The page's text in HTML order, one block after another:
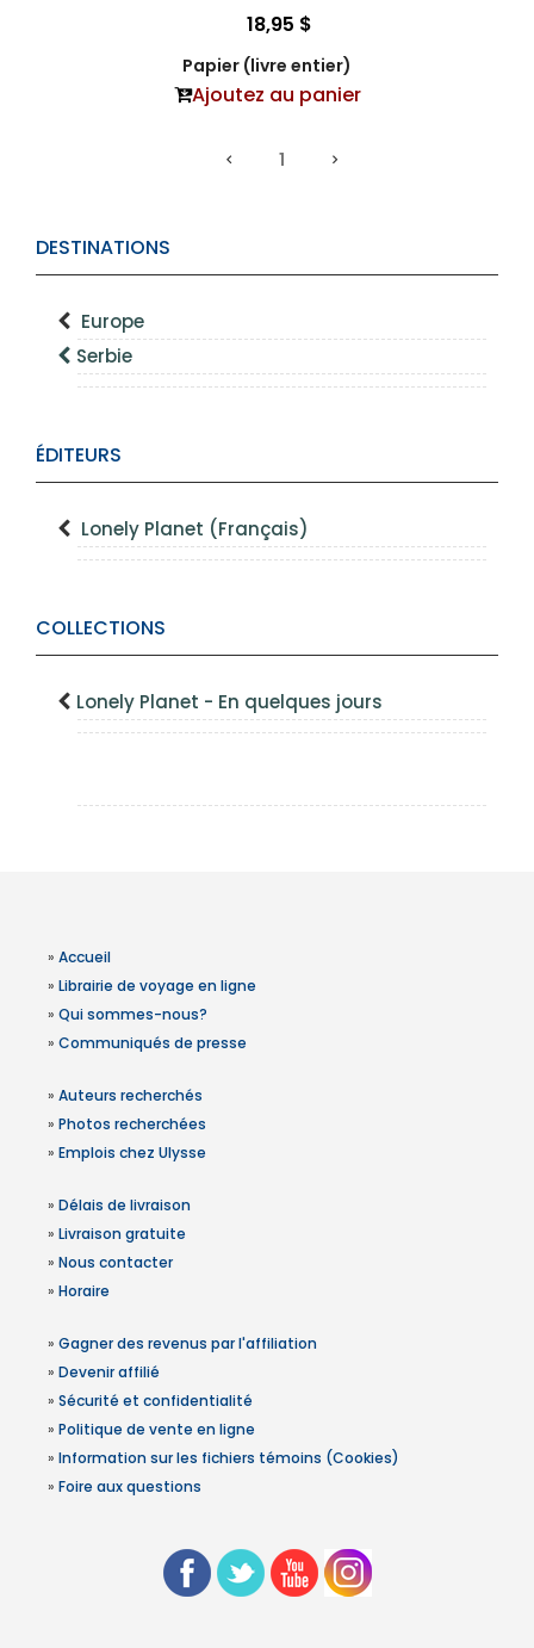
DESTINATIONS
Europe
Serbie
ÉDITEURS
Lonely Planet (Français)
COLLECTIONS
Lonely Planet - En quelques jours
18,95 $
Papier (livre entier)
Ajoutez au panier
1
» Accueil
» Librairie de voyage en ligne
» Qui sommes-nous?
» Communiqués de presse
» Auteurs recherchés
» Photos recherchées
» Emplois chez Ulysse
» Délais de livraison
» Livraison gratuite
» Nous contacter
» Horaire
» Gagner des revenus par l'affiliation
» Devenir affilié
» Sécurité et confidentialité
» Politique de vente en ligne
» Information sur les fichiers témoins (Cookies)
» Foire aux questions